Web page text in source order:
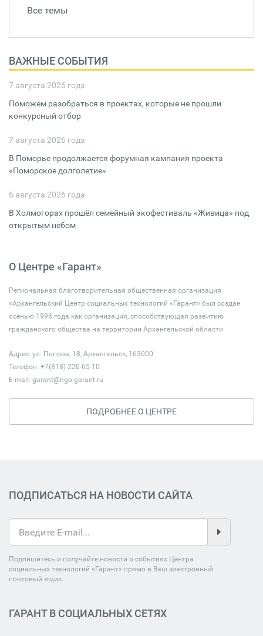
Все темы
ВАЖНЫЕ СОБЫТИЯ
7 августа 2026 года
Поможем разобраться в проектах, которые не прошли
конкурсный отбор
7 августа 2026 года
В Поморье продолжается форумная кампания проекта
«Поморское долголетие»
6 августа 2026 года
В Холмогорах прошёл семейный экофестиваль «Живица» под
открытым небом
О Центре «Гарант»
Региональная благотворительная общественная организация
«Архангельский Центр социальных технологий «Гарант» был создан
осенью 1996 года как организация, способствующая развитию
гражданского общества на территории Архангельской области
Адрес: ул. Попова, 18, Архангельск, 163000
Телефон: +7(818) 220-65-10
E-mail: garant@ngo-garant.ru
ПОДРОБНЕЕ О ЦЕНТРЕ
ПОДПИСАТЬСЯ НА НОВОСТИ САЙТА
Подпишитесь и получайте новости о событиях Центра
социальных технологий «Гарант» прямо в Ваш электронный
почтовый ящик.
ГАРАНТ В СОЦИАЛЬНЫХ СЕТЯХ